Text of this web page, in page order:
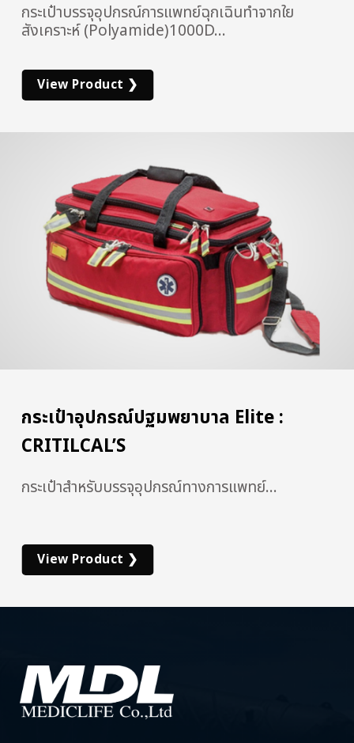
กระเป๋าบรรจุอุปกรณ์การแพทย์ฉุกเฉินทำจากใย
สังเคราะห์ (Polyamide)1000D…
View Product ❯
กระเป๋าอุปกรณ์ปฐมพยาบาล Elite :
CRITILCAL’S
กระเป๋าสำหรับบรรจุอุปกรณ์ทางการแพทย์...
View Product ❯